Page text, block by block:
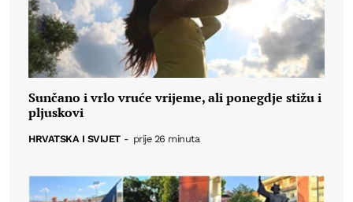
Sunčano i vrlo vruće vrijeme, ali ponegdje stižu i
pljuskovi
HRVATSKA I SVIJET - prije 26 minuta